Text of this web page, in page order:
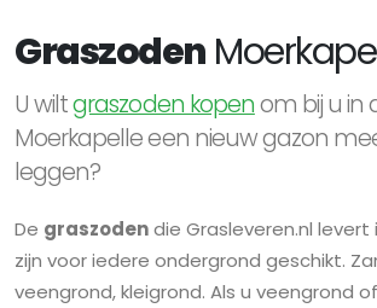
Graszoden
U wiltgraszoden kopenom bij u in
Moerkapelle een nieuw gazon
leggen?
De graszodendie Grasleveren.nl levert
zijn voor iedere ondergrond geschikt.
veengrond, kleigrond. Als u veengrond